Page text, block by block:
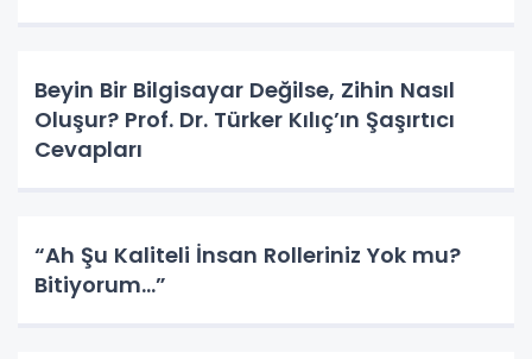
Beyin Bir Bilgisayar Değilse, Zihin Nasıl
Oluşur? Prof. Dr. Türker Kılıç’ın Şaşırtıcı
Cevapları
“Ah Şu Kaliteli İnsan Rolleriniz Yok mu?
Bitiyorum…”